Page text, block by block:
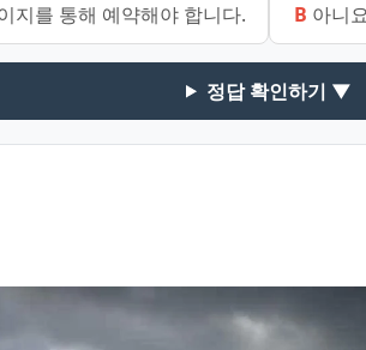
지를 통해 예약해야 합니다. B 아니
정답 확인하기 ▼